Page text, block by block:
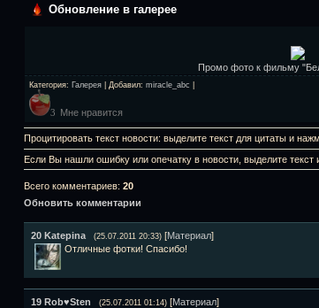
Обновление в галерее
Промо фото к фильму
Категория: Галерея Добавил: miracle_abc
3 Мне нравится
Процитировать текст новости: выделите текст для цитаты и
Если Вы нашли ошибку или опечатку в новости, выделите текст
Всего комментариев: 20
Обновить комментарии
20 Katepina (25.07.2011 20:33) [Материал]
Отличные фотки! Спасибо!
19 Rob♥Sten (25.07.2011 01:14) [Материал]